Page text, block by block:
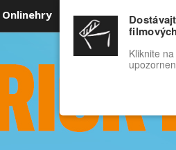
Onlinehry Rozprávky Funny
RECENZIE VIDEÁ
Kliknite